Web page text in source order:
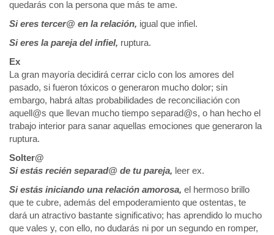
quedarás con la persona que más te ame.
Si eres tercer@ en la relación, igual que infiel.
Si eres la pareja del infiel, ruptura.
Ex
La gran mayoría decidirá cerrar ciclo con los amores del
pasado, si fueron tóxicos o generaron mucho dolor; sin
embargo, habrá altas probabilidades de reconciliación con
aquell@s que llevan mucho tiempo separad@s, o han hecho el
trabajo interior para sanar aquellas emociones que generaron la
ruptura.
Solter@
Si estás recién separad@ de tu pareja, leer ex.
Si estás iniciando una relación amorosa, el hermoso brillo
que te cubre, además del empoderamiento que ostentas, te
dará un atractivo bastante significativo; has aprendido lo mucho
que vales y, con ello, no dudarás ni por un segundo en romper,